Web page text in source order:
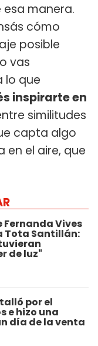
manera.
cómo
posible
vas
lo que
inspirarte en
similitudes
capta algo
en el aire, que
Fernanda Vives
Tota Santillán:
de luz"
por el
e hizo una
día de la venta